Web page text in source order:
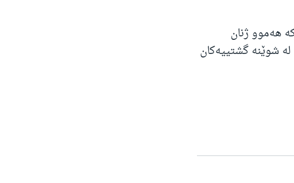
داناوە کە هەموو ژنان
لە شوێنە گشتییەکان